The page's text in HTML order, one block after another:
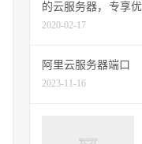
的云服务器，专享
#
2020-02-17
阿里云服务器端口
2023-11-16